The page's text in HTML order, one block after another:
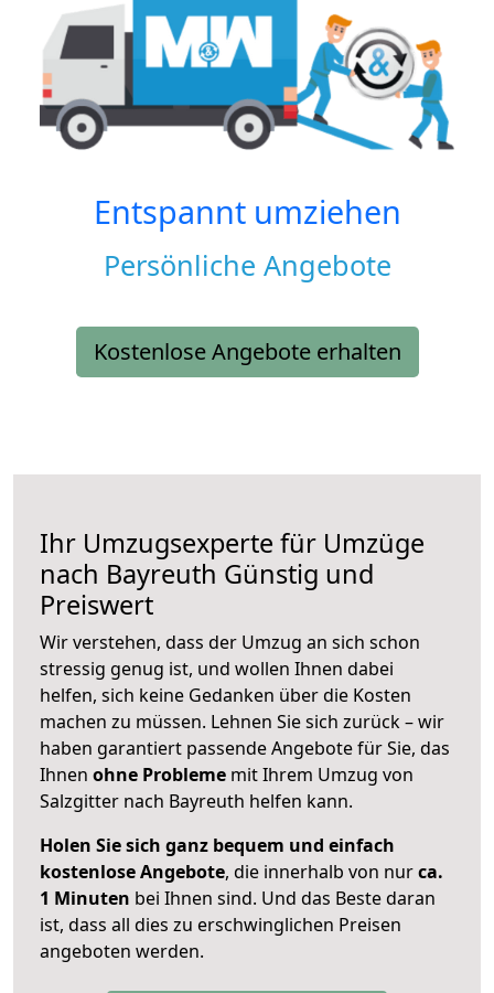
Entspannt umziehen
Persönliche Angebote
Kostenlose Angebote erhalten
Ihr Umzugsexperte für Umzüge
nach Bayreuth Günstig und
Preiswert
Wir verstehen, dass der Umzug an sich schon
stressig genug ist, und wollen Ihnen dabei
helfen, sich keine Gedanken über die Kosten
machen zu müssen. Lehnen Sie sich zurück – wir
haben garantiert passende Angebote für Sie, das
Ihnen ohne Probleme mit Ihrem Umzug von
Salzgitter nach Bayreuth helfen kann.
Holen Sie sich ganz bequem und einfach
kostenlose Angebote, die innerhalb von nurca.
1 Minuten bei Ihnen sind. Und das Beste daran
ist, dass all dies zu erschwinglichen Preisen
angeboten werden.